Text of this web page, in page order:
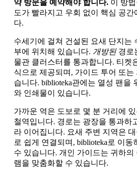
약 방문을 예약해야 합니다. 이 방
도가 빨라지고 우회 없이 핵심 공간
다.
수세기에 걸쳐 건설된 요새 단지는
부에 위치해 있습니다. 개방된경로
물관 클러스터를 통과합니다. 티켓
식으로 제공되며, 가이드 투어 또는
습니다. biblioteka관에는 열성 팬을
와 인쇄물이 있습니다.
가까운 역은 도보로 몇 분 거리에
철역입니다. 경로는 광장을 통과하
라 이어집니다. 요새 주변 지역은
로 쉽게 연결되며, biblioteka로 이
수 있습니다. 개인 가이드는 귀하의
램을 맞춤화할 수 있습니다.